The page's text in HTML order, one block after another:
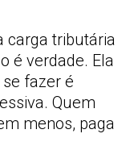
carga tributária
é verdade. Ela
fazer é
Quem
menos, paga